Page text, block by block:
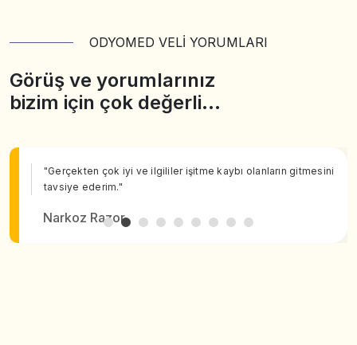
ODYOMED VELİ YORUMLARI
Görüş ve yorumlarınız
bizim için çok değerli…
"Gerçekten çok iyi ve ilgililer işitme kaybı olanların gitmesini
tavsiye ederim."
Narkoz Razor